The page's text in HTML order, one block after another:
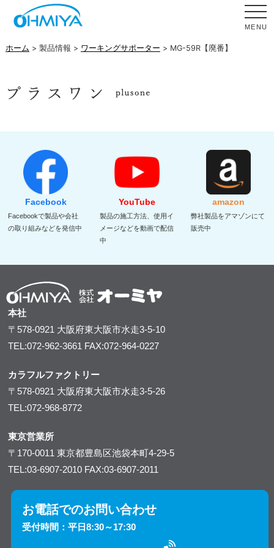
MENU
ホーム > 製品情報 > ワーキングサポーター > MG-59R【廃番】
Facebook
Facebookで製品や会社
の取り組みなどを発信中
YouTube
製品の施工方法、使用イ
メージなどを動画で配信
中
amazon
弊社製品をアマゾンにて
販売中
本社
〒578-0921 大阪府東大阪市水走3-5-10
TEL:072-962-3661 FAX:072-964-0227
カラフルファクトリー
〒578-0921 大阪府東大阪市水走3-5-26
TEL:072-968-8772
東京営業所
〒170-0011東京都豊島区池袋本町4-29-5
TEL:03-6907-2010 FAX:03-6907-2011
お電話でのお問い合わせ
受付時間：平日8:30～17:30